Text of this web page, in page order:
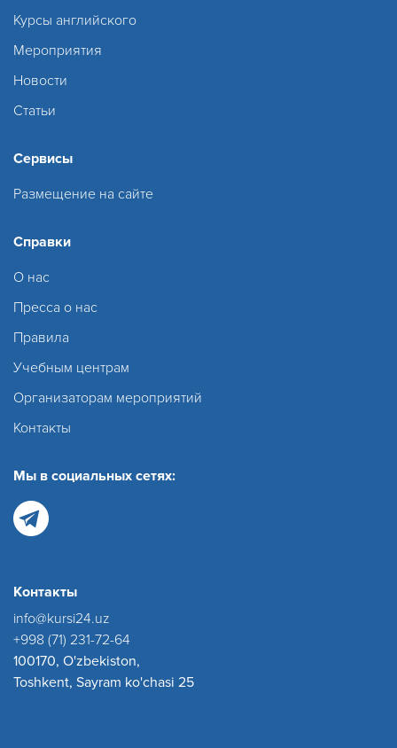
Курсы английского
Мероприятия
Новости
Статьи
Сервисы
Размещение на сайте
Справки
О нас
Пресса о нас
Правила
Учебным центрам
Организаторам мероприятий
Контакты
Мы в социальных сетях:
Контакты
info@kursi24.uz
+998 (71) 231-72-64
100170, O'zbekiston,
Toshkent, Sayram ko'chasi 25